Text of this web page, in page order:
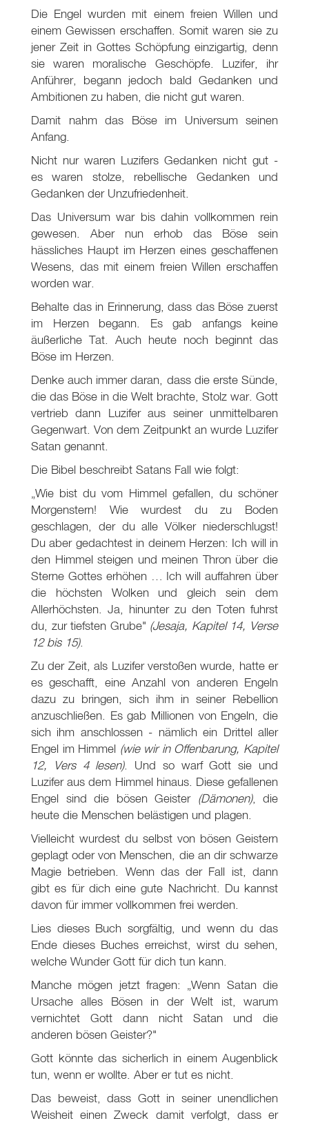
Die Engel wurden mit einem freien Willen und
einem Gewissen erschaffen. Somit waren sie zu
jener Zeit in Gottes Schöpfung einzigartig, denn
sie waren moralische Geschöpfe. Luzifer, ihr
Anführer, begann jedoch bald Gedanken und
Ambitionen zu haben, die nicht gut waren.
Damit nahm das Böse im Universum seinen
Anfang.
Nicht nur waren Luzifers Gedanken nicht gut -
es waren stolze, rebellische Gedanken und
Gedanken der Unzufriedenheit.
Das Universum war bis dahin vollkommen rein
gewesen. Aber nun erhob das Böse sein
hässliches Haupt im Herzen eines geschaffenen
Wesens, das mit einem freien Willen erschaffen
worden war.
Behalte das in Erinnerung, dass das Böse zuerst
im Herzen begann. Es gab anfangs keine
äußerliche Tat. Auch heute noch beginnt das
Böse im Herzen.
Denke auch immer daran, dass die erste Sünde,
die das Böse in die Welt brachte, Stolz war. Gott
vertrieb dann Luzifer aus seiner unmittelbaren
Gegenwart. Von dem Zeitpunkt an wurde Luzifer
Satan genannt.
Die Bibel beschreibt Satans Fall wie folgt:
„Wie bist du vom Himmel gefallen, du schöner
Morgenstern! Wie wurdest du zu Boden
geschlagen, der du alle Völker niederschlugst!
Du aber gedachtest in deinem Herzen: Ich will in
den Himmel steigen und meinen Thron über die
Sterne Gottes erhöhen … Ich will auffahren über
die höchsten Wolken und gleich sein dem
Allerhöchsten. Ja, hinunter zu den Toten fuhrst
du, zur tiefsten Grube" (Jesaja, Kapitel 14, Verse
12 bis 15).
Zu der Zeit, als Luzifer verstoßen wurde, hatte er
es geschafft, eine Anzahl von anderen Engeln
dazu zu bringen, sich ihm in seiner Rebellion
anzuschließen. Es gab Millionen von Engeln, die
sich ihm anschlossen - nämlich ein Drittel aller
Engel im Himmel (wie wir in Offenbarung, Kapitel
12, Vers 4 lesen). Und so warf Gott sie und
Luzifer aus dem Himmel hinaus. Diese gefallenen
Engel sind die bösen Geister (Dämonen), die
heute die Menschen belästigen und plagen.
Vielleicht wurdest du selbst von bösen Geistern
geplagt oder von Menschen, die an dir schwarze
Magie betrieben. Wenn das der Fall ist, dann
gibt es für dich eine gute Nachricht. Du kannst
davon für immer vollkommen frei werden.
Lies dieses Buch sorgfältig, und wenn du das
Ende dieses Buches erreichst, wirst du sehen,
welche Wunder Gott für dich tun kann.
Manche mögen jetzt fragen: „Wenn Satan die
Ursache alles Bösen in der Welt ist, warum
vernichtet Gott dann nicht Satan und die
anderen bösen Geister?"
Gott könnte das sicherlich in einem Augenblick
tun, wenn er wollte. Aber er tut es nicht.
Das beweist, dass Gott in seiner unendlichen
Weisheit einen Zweck damit verfolgt, dass er